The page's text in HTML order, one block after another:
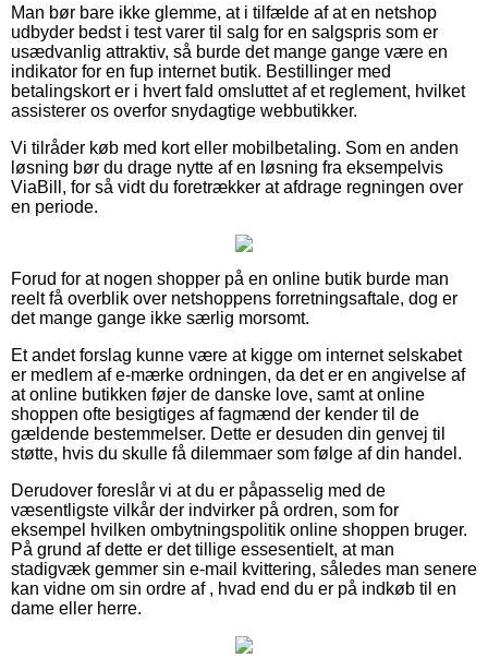
Man bør bare ikke glemme, at i tilfælde af at en netshop
udbyder bedst i test varer til salg for en salgspris som er
usædvanlig attraktiv, så burde det mange gange være en
indikator for en fup internet butik. Bestillinger med
betalingskort er i hvert fald omsluttet af et reglement, hvilket
assisterer os overfor snydagtige webbutikker.
Vi tilråder køb med kort eller mobilbetaling. Som en anden
løsning bør du drage nytte af en løsning fra eksempelvis
ViaBill, for så vidt du foretrækker at afdrage regningen over
en periode.
Forud for at nogen shopper på en online butik burde man
reelt få overblik over netshoppens forretningsaftale, dog er
det mange gange ikke særlig morsomt.
Et andet forslag kunne være at kigge om internet selskabet
er medlem af e-mærke ordningen, da det er en angivelse af
at online butikken føjer de danske love, samt at online
shoppen ofte besigtiges af fagmænd der kender til de
gældende bestemmelser. Dette er desuden din genvej til
støtte, hvis du skulle få dilemmaer som følge af din handel.
Derudover foreslår vi at du er påpasselig med de
væsentligste vilkår der indvirker på ordren, som for
eksempel hvilken ombytningspolitik online shoppen bruger.
På grund af dette er det tillige essesentielt, at man
stadigvæk gemmer sin e-mail kvittering, således man senere
kan vidne om sin ordre af , hvad end du er på indkøb til en
dame eller herre.